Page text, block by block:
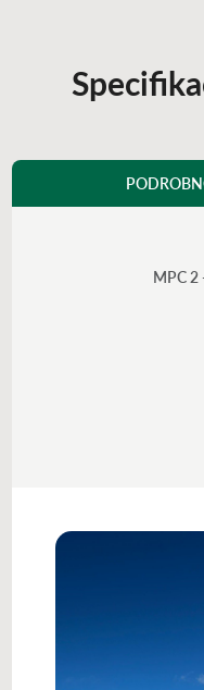
MPC 2